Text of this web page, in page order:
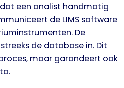
een analist handmatig
de LIMS software
De
de database in. Dit
maar garandeert ook